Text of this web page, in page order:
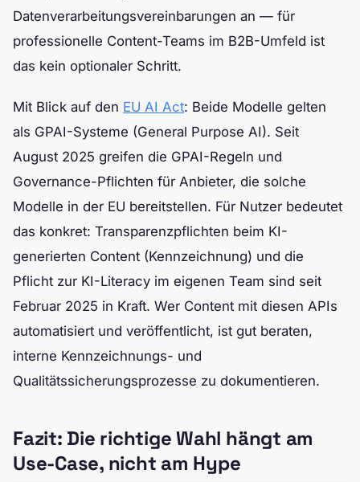
Datenverarbeitungsvereinbarungen an — für
professionelle Content-Teams im B2B-Umfeld ist
das kein optionaler Schritt.
Mit Blick auf den EU AI Act: Beide Modelle gelten
als GPAI-Systeme (General Purpose AI). Seit
August 2025 greifen die GPAI-Regeln und
Governance-Pflichten für Anbieter, die solche
Modelle in der EU bereitstellen. Für Nutzer bedeutet
das konkret: Transparenzpflichten beim KI-
generierten Content (Kennzeichnung) und die
Pflicht zur KI-Literacy im eigenen Team sind seit
Februar 2025 in Kraft. Wer Content mit diesen APIs
automatisiert und veröffentlicht, ist gut beraten,
interne Kennzeichnungs- und
Qualitätssicherungsprozesse zu dokumentieren.
Fazit: Die richtige Wahl hängt am
Use-Case, nicht am Hype